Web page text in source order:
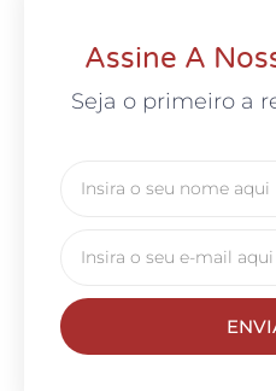
Assine A
Seja o primeiro a